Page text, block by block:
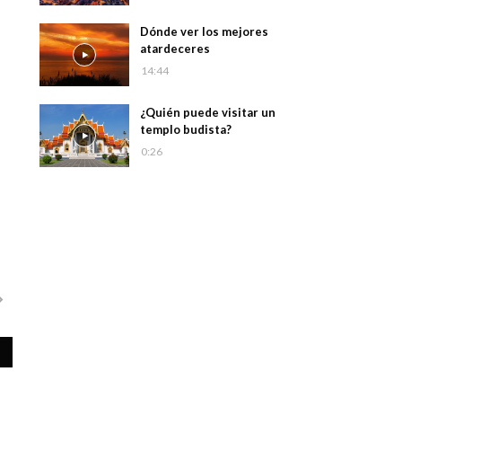
Dónde ver los mejores
atardeceres
14:44
¿Quién puede visitar un
templo budista?
0:26